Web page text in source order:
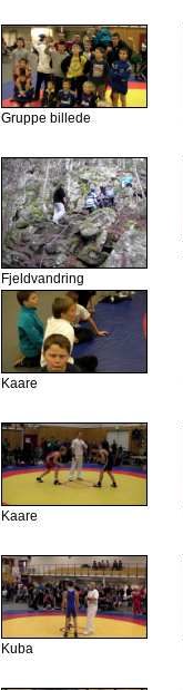
Gruppe billede
Fjeldvandring
Kaare
Kaare
Kuba